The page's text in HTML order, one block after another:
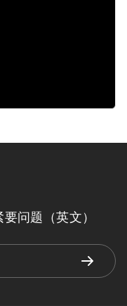
问题（英文）